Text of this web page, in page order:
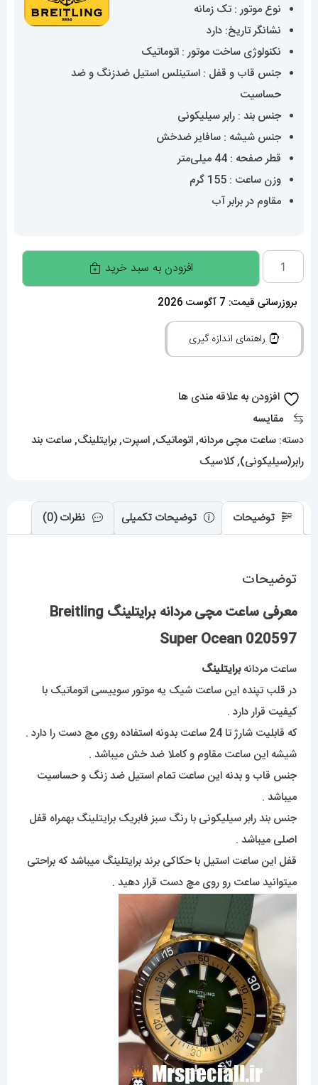
نوع موتور : تک زمانه
نشانگر تاریخ: دارد
نکنولوژی ساخت موتور : اتوماتیک
جنس قاب و قفل : استینلس استیل ضدزنگ و ضد
حساسیت
جنس بند : رابر سیلیکونی
جنس شیشه : سافایر ضدخش
قطر صفحه : 44 میلی‌متر
وزن ساعت : 155 گرم
مقاوم در برابر آب
ساعت
مچی
مردانه
برایتلینگ
Breitling
Ocean
020597
افزودن به سبد خرید
بروزرسانی قیمت: 7 آگوست 2026
راهنمای اندازه گیری
افزودن به علاقه مندی ها
مقایسه
دسته: ساعت مچی مردانه,اتوماتیک,اسپرت,برایتلینگ,ساعت بند
رابر(سیلیکونی),کلاسیک
توضیحات توضیحات تکمیلی نظرات (0)
توضیحات
معرفی ساعت مچی مردانه برایتلینگ Breitling
Super Ocean 020597
ساعت مردانهبرایتلینگ
در قلب تپنده این ساعت شیک یه موتور سوییسی اتوماتیک با
کیفیت قرار دارد .
که قابلیت شارژ تا 24 ساعت بدونه استفاده روی مچ دست را دارد .
شیشه این ساعت مقاوم و کاملا ضد خش میباشد .
جنس قاب و بدنه این ساعت تمام استیل ضد زنگ و حساسیت
میباشد .
جنس بند رابر سیلیکونی با رنگ سبز فابریک برایتلینگ بهمراه قفل
اصلی میباشد .
قفل این ساعت استیل با حکاکی برند برایتلینگ میباشد که براحتی
میتوانید ساعت رو روی مچ دست قرار دهید .